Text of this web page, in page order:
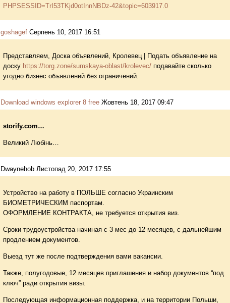
PHPSESSID=TrI53TKjd0otInnNBDz-42&topic=603917.0
goshagef Серпень 10, 2017 16:51
Представляем, Доска объявлений, Кролевец | Подать объявление на
доску https://torg.zone/sumskaya-oblast/krolevec/ подавайте сколько
угодно бизнес объявлений без ограничений.
Download windows explorer 8 free Жовтень 18, 2017 09:47
storify.com…
Великий Любінь…
Dwaynehob Листопад 20, 2017 17:55
Устройство на работу в ПОЛЬШЕ согласно Украинским
БИОМЕТРИЧЕСКИМ паспортам.
ОФОРМЛЕНИЕ КОНТРАКТА, не требуется открытия виз.
Сроки трудоустройства начиная с 3 мес до 12 месяцев, с дальнейшим
продлением документов.
Выезд тут же после подтверждения вами вакансии.
Также, полугодовые, 12 месяцев приглашения и набор документов “под
ключ” ради открытия визы.
Последующая информационная поддержка, и на территории Польши,